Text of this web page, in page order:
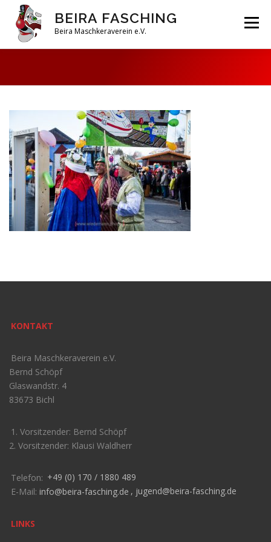
Inhalt
springen
BEIRA FASCHING
Beira Maschkeraverein e.V.
Menü
ARCHIV
KONTAKT
Beira Maschkeraverein e.V.
Bernd Schöpf
Glaswandstr. 4
83673 Bichl
1. Vorsitzender: Bernd Schöpf
2. Vorsitzender: Klausi Waldherr
Telefon: +49 (0) 170 / 1880 489
E-Mail: info@beira-fasching.de , jugend@beira-fasching.de
LINKS